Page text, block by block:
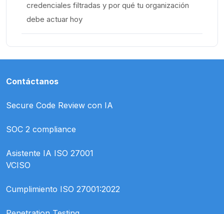
credenciales filtradas y por qué tu organización
debe actuar hoy
Contáctanos
Secure Code Review con IA
SOC 2 compliance
Asistente IA ISO 27001
VCISO
Cumplimiento ISO 27001:2022